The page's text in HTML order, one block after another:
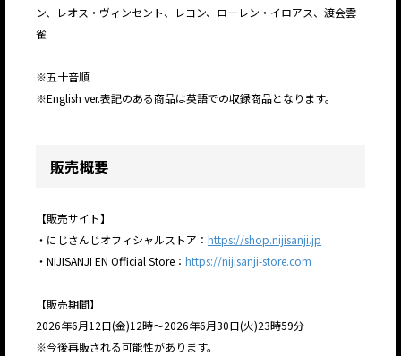
ン、レオス・ヴィンセント、レヨン、ローレン・イロアス、渡会雲
雀
※五十音順
※English ver.表記のある商品は英語での収録商品となります。
販売概要
【販売サイト】
・にじさんじオフィシャルストア： https://shop.nijisanji.jp
・NIJISANJI EN Official Store： https://nijisanji-store.com
【販売期間】
2026年6月12日(金)12時〜2026年6月30日(火)23時59分
※今後再販される可能性があります。